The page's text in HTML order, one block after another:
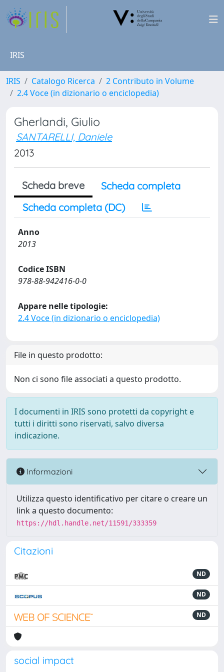
IRIS
IRIS Catalogo Ricerca
2 Contributo in Volume
2.4 Voce (in dizionario o enciclopedia)
Gherlandi, Giulio
SANTARELLI, Daniele
2013
Scheda breve
Scheda completa
Scheda completa (DC)
Anno
2013
Codice ISBN
978-88-942416-0-0
Appare nelle tipologie:
2.4 Voce (in dizionario o enciclopedia)
File in questo prodotto:
Non ci sono file associati a questo prodotto.
I documenti in IRIS sono protetti da copyright e
tutti i diritti sono riservati, salvo diversa
indicazione.
Informazioni
Utilizza questo identificativo per citare o creare un
link a questo documento:
https://hdl.handle.net/11591/333359
Citazioni
ND
ND
ND
social impact